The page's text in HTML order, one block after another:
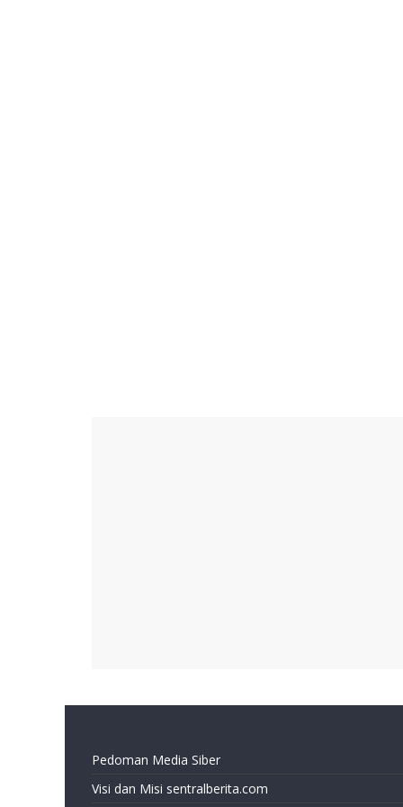
Pedoman Media Siber
Visi dan Misi sentralberita.com